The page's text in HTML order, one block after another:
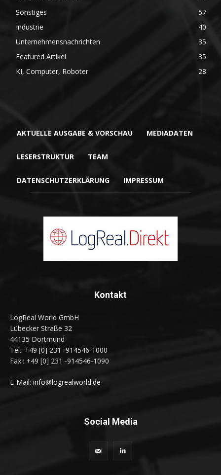
Sonstiges
57
Industrie
40
Unternehmensnachrichten
35
Featured Artikel
35
KI, Computer, Roboter
28
AKTUELLE AUSGABE & VORSCHAU MEDIADATEN
LESERSTRUKTUR TEAM
DATENSCHUTZERKLÄRUNG IMPRESSUM
Kontakt
LogReal World GmbH
Lübecker Straße 32
44135 Dortmund
Tel.: +49 [0] 231 -914546-1000
Fax.: +49 [0] 231 -914546-1090
E-Mail: info@logrealworld.de
Social Media